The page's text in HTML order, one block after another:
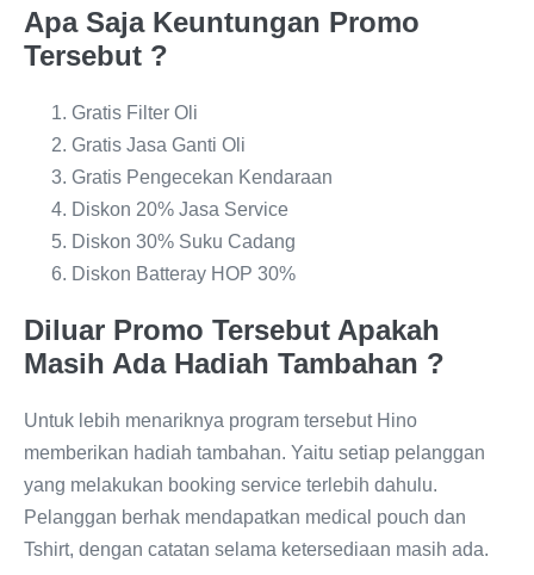
Apa Saja Keuntungan Promo
Tersebut ?
Gratis Filter Oli
Gratis Jasa Ganti Oli
Gratis Pengecekan Kendaraan
Diskon 20% Jasa Service
Diskon 30% Suku Cadang
Diskon Batteray HOP 30%
Diluar Promo Tersebut Apakah
Masih Ada Hadiah Tambahan ?
Untuk lebih menariknya program tersebut Hino
memberikan hadiah tambahan. Yaitu setiap pelanggan
yang melakukan booking service terlebih dahulu.
Pelanggan berhak mendapatkan medical pouch dan
Tshirt, dengan catatan selama ketersediaan masih ada.